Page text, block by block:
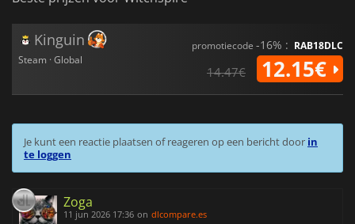
Kinguin
Steam · Global
promotiecode -16% : RAB18DLC
14.47€ 12.15€
Je kunt een reactie plaatsen of reageren op een bericht door in
te loggen
Zoga
11 jun 2026 17:36 on dlcompare.es